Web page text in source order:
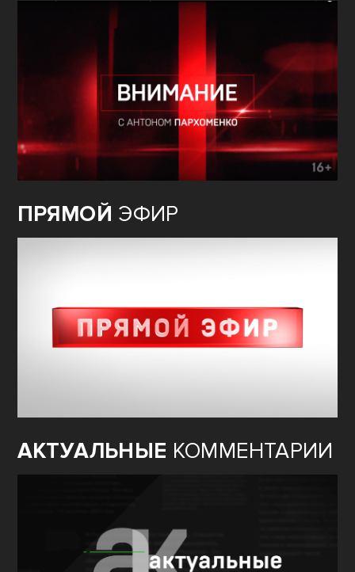
ПРЯМОЙ ЭФИР
АКТУАЛЬНЫЕ КОММЕНТАРИИ